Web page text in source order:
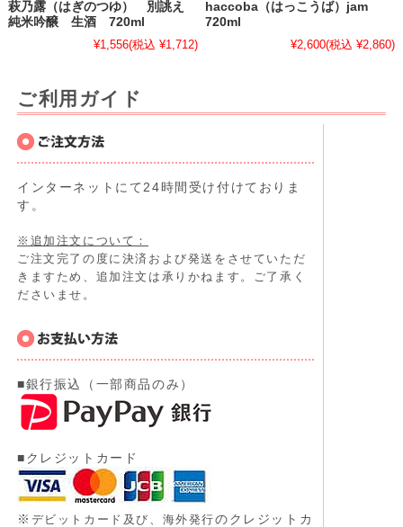
萩乃露（はぎのつゆ） 別誂え
純米吟醸 生酒 720ml
¥1,556(税込 ¥1,712)
haccoba（はっこうば）jam
720ml
¥2,600(税込 ¥2,860)
ご利用ガイド
インターネットにて24時間受け付けておりま
す。
※追加注文について：
ご注文完了の度に決済および発送をさせていただ
きますため、追加注文は承りかねます。ご了承く
ださいませ。
■銀行振込（一部商品のみ）
■クレジットカード
※ デビットカード及び、 海外発行のクレジットカ